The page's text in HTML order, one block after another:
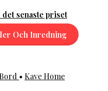
senaste priset
Och Inredning
• Kave Home